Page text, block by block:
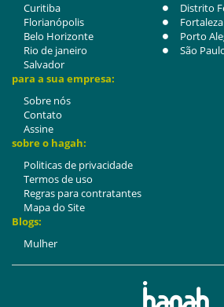
Curitiba
Distrito
Florianópolis
Fortaleza
Belo Horizonte
Porto
Rio de janeiro
São
Salvador
para a sua empresa:
Sobre nós
Contato
Assine
sobre o hagah:
Politicas de privacidade
Termos de uso
Regras para contratantes
Mapa do Site
Blogs:
Mulher